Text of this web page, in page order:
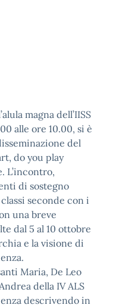
magna dell’IISS
alle ore 10.00, si è
del
do you play
L’incontro,
di sostegno
seconde con i
una breve
dal 5 al 10 ottobre
e la visione di
Maria, De Leo
della IV ALS
descrivendo in